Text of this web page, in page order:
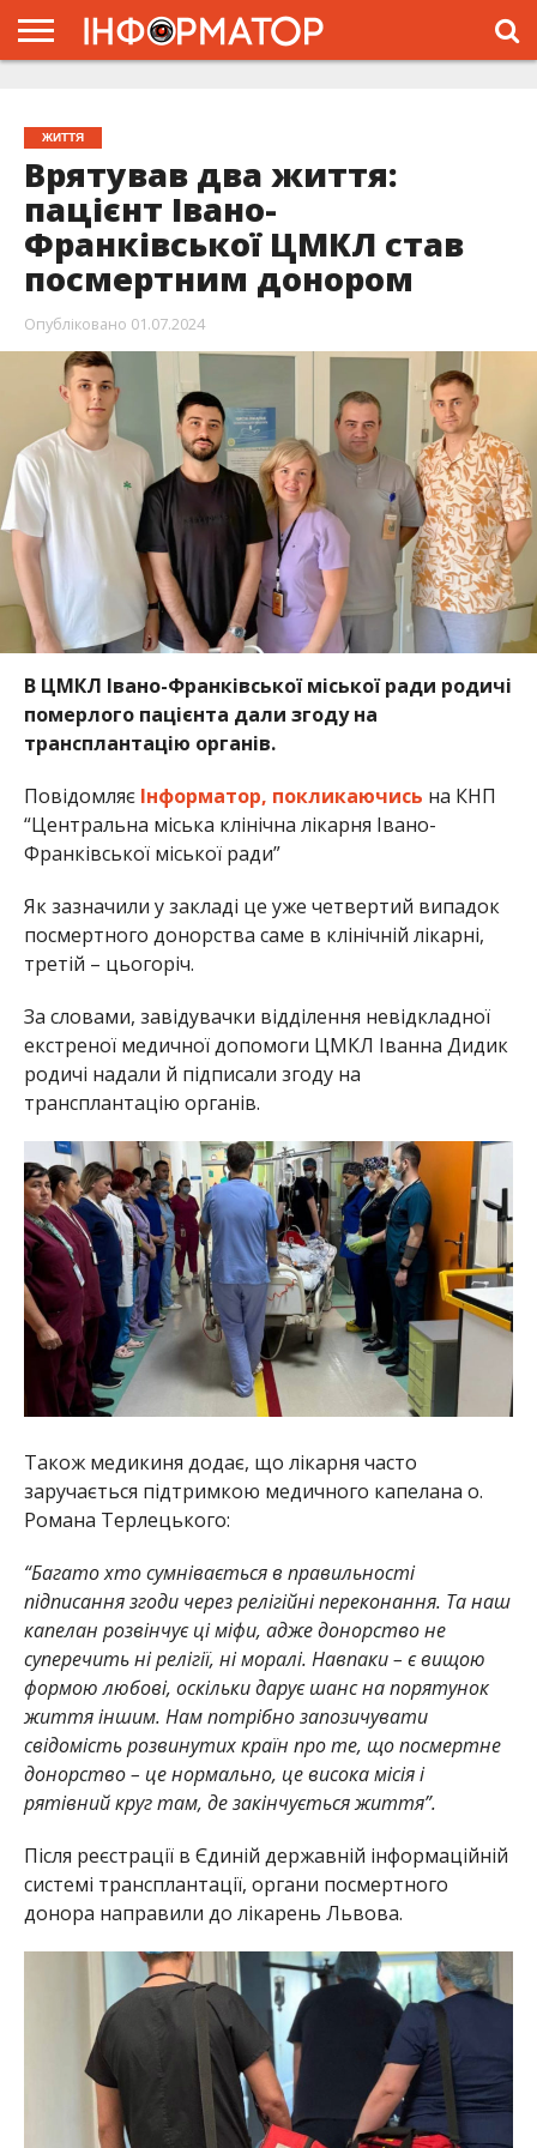
ЖИТТЯ
Врятував два життя:
пацієнт Івано-
Франківської ЦМКЛ став
посмертним донором
Опубліковано 01.07.2024
В ЦМКЛ Івано-Франківської міської ради родичі
померлого пацієнта дали згоду на
трансплантацію органів.
Повідомляє Інформатор, покликаючись на КНП
“Центральна міська клінічна лікарня Івано-
Франківської міської ради”
Як зазначили у закладі це уже четвертий випадок
посмертного донорства саме в клінічній лікарні,
третій – цьогоріч.
За словами, завідувачки відділення невідкладної
екстреної медичної допомоги ЦМКЛ Іванна Дидик
родичі надали й підписали згоду на
трансплантацію органів.
Також медикиня додає, що лікарня часто
заручається підтримкою медичного капелана о.
Романа Терлецького:
“Багато хто сумнівається в правильності
підписання згоди через релігійні переконання. Та наш
капелан розвінчує ці міфи, адже донорство не
суперечить ні релігії, ні моралі. Навпаки – є вищою
формою любові, оскільки дарує шанс на порятунок
життя іншим. Нам потрібно запозичувати
свідомість розвинутих країн про те, що посмертне
донорство – це нормально, це висока місія і
рятівний круг там, де закінчується життя”.
Після реєстрації в Єдиній державній інформаційній
системі трансплантації, органи посмертного
донора направили до лікарень Львова.